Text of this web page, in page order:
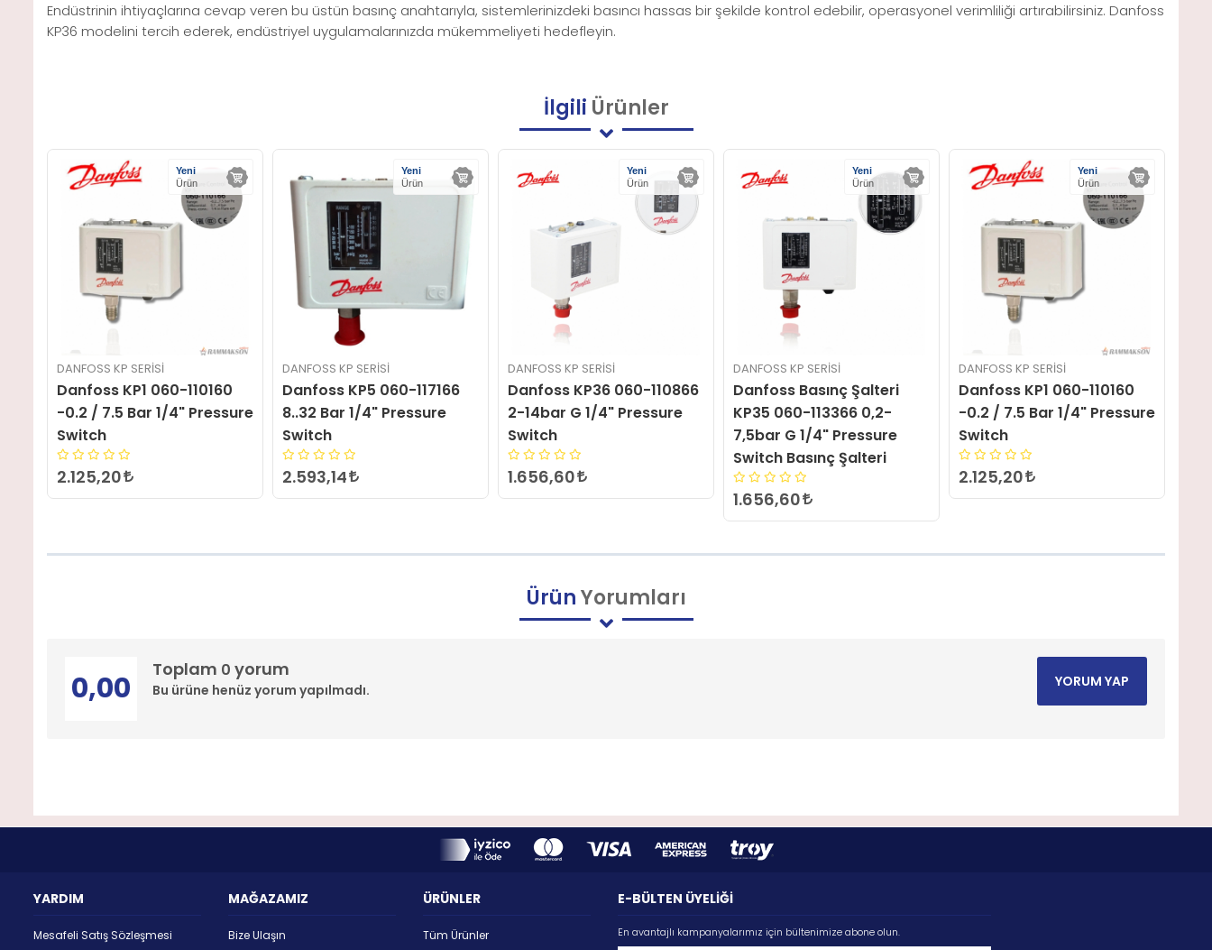
Endüstrinin ihtiyaçlarına cevap veren bu üstün basınç anahtarıyla, sistemlerinizdeki basıncı hassas bir şekilde kontrol edebilir, operasyonel verimliliği artırabilirsiniz. Danfoss
KP36 modelini tercih ederek, endüstriyel uygulamalarınızda mükemmeliyeti hedefleyin.
İlgili Ürünler
110160
4" Pressure
DANFOSS KP SERISI
Danfoss KP5 060-117166
8..32 Bar 1/4" Pressure
2.593,14
DANFOSS KP SERISI
Danfoss KP36 060-110866
2-14bar G 1/4" Pressure
1.656,60
DANFOSS KP SERISI
Danfoss Basınç Şalteri
KP35 060-113366 0,2-
7,5bar G 1/4" Pressure
Switch Basınç Şalteri
1.656,60
DANFOSS KP SERISI
Danfoss KP1 060-110160
-0.2 / 7.5 Bar 1/4" Pressure
Switch
2.125,20
DANFOSS KP SERISI
Danfoss KP5 060-117166
8..32 Bar 1/4" Pressure
2.593,14
ÜrünYorumları
Toplam 0 yorum
Bu ürüne henüz yorum yapılmadı.
0,00 YORUM YAP
YARDIM
Mesafeli Satış Sözleşmesi
MAĞAZAMIZ
Bize Ulaşın
ÜRÜNLER
Tüm Ürünler
E-BÜLTEN ÜYELİĞİ
En avantajlı kampanyalarımız için bültenimize abone olun.